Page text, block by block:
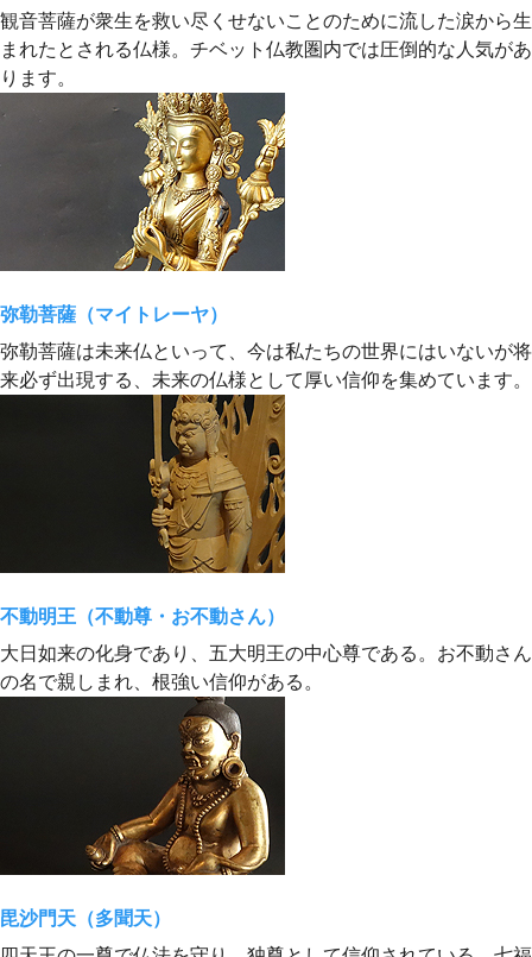
観音菩薩が衆生を救い尽くせないことのために流した涙から生
まれたとされる仏様。チベット仏教圏内では圧倒的な人気があ
ります。
弥勒菩薩（マイトレーヤ）
弥勒菩薩は未来仏といって、今は私たちの世界にはいないが将
来必ず出現する、未来の仏様として厚い信仰を集めています。
不動明王（不動尊・お不動さん）
大日如来の化身であり、五大明王の中心尊である。お不動さん
の名で親しまれ、根強い信仰がある。
毘沙門天（多聞天）